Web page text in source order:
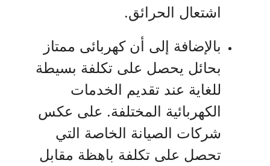
اشتعال الحرائق.
بالإضافة إلى أن كهربائى ممتاز
بحائل يحصل على تكلفة بسيطة
للغاية عند تقديم الخدمات
الكهربائية المختلفة. على عكس
شركات الصيانة الخاصة التي
تحصل على تكلفة باهظة مقابل